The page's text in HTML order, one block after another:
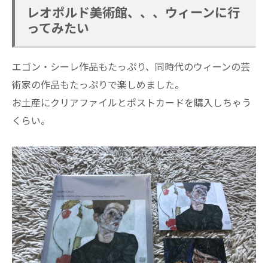
レオポルド美術館、、、ウィーンに行
ってみたい
エゴン・シーレ作品もたっぷり、同時代のウィーンの芸
術家の作品もたっぷりで楽しめました。
お土産にクリアファイルとポストカードを購入しちゃう
くらい。